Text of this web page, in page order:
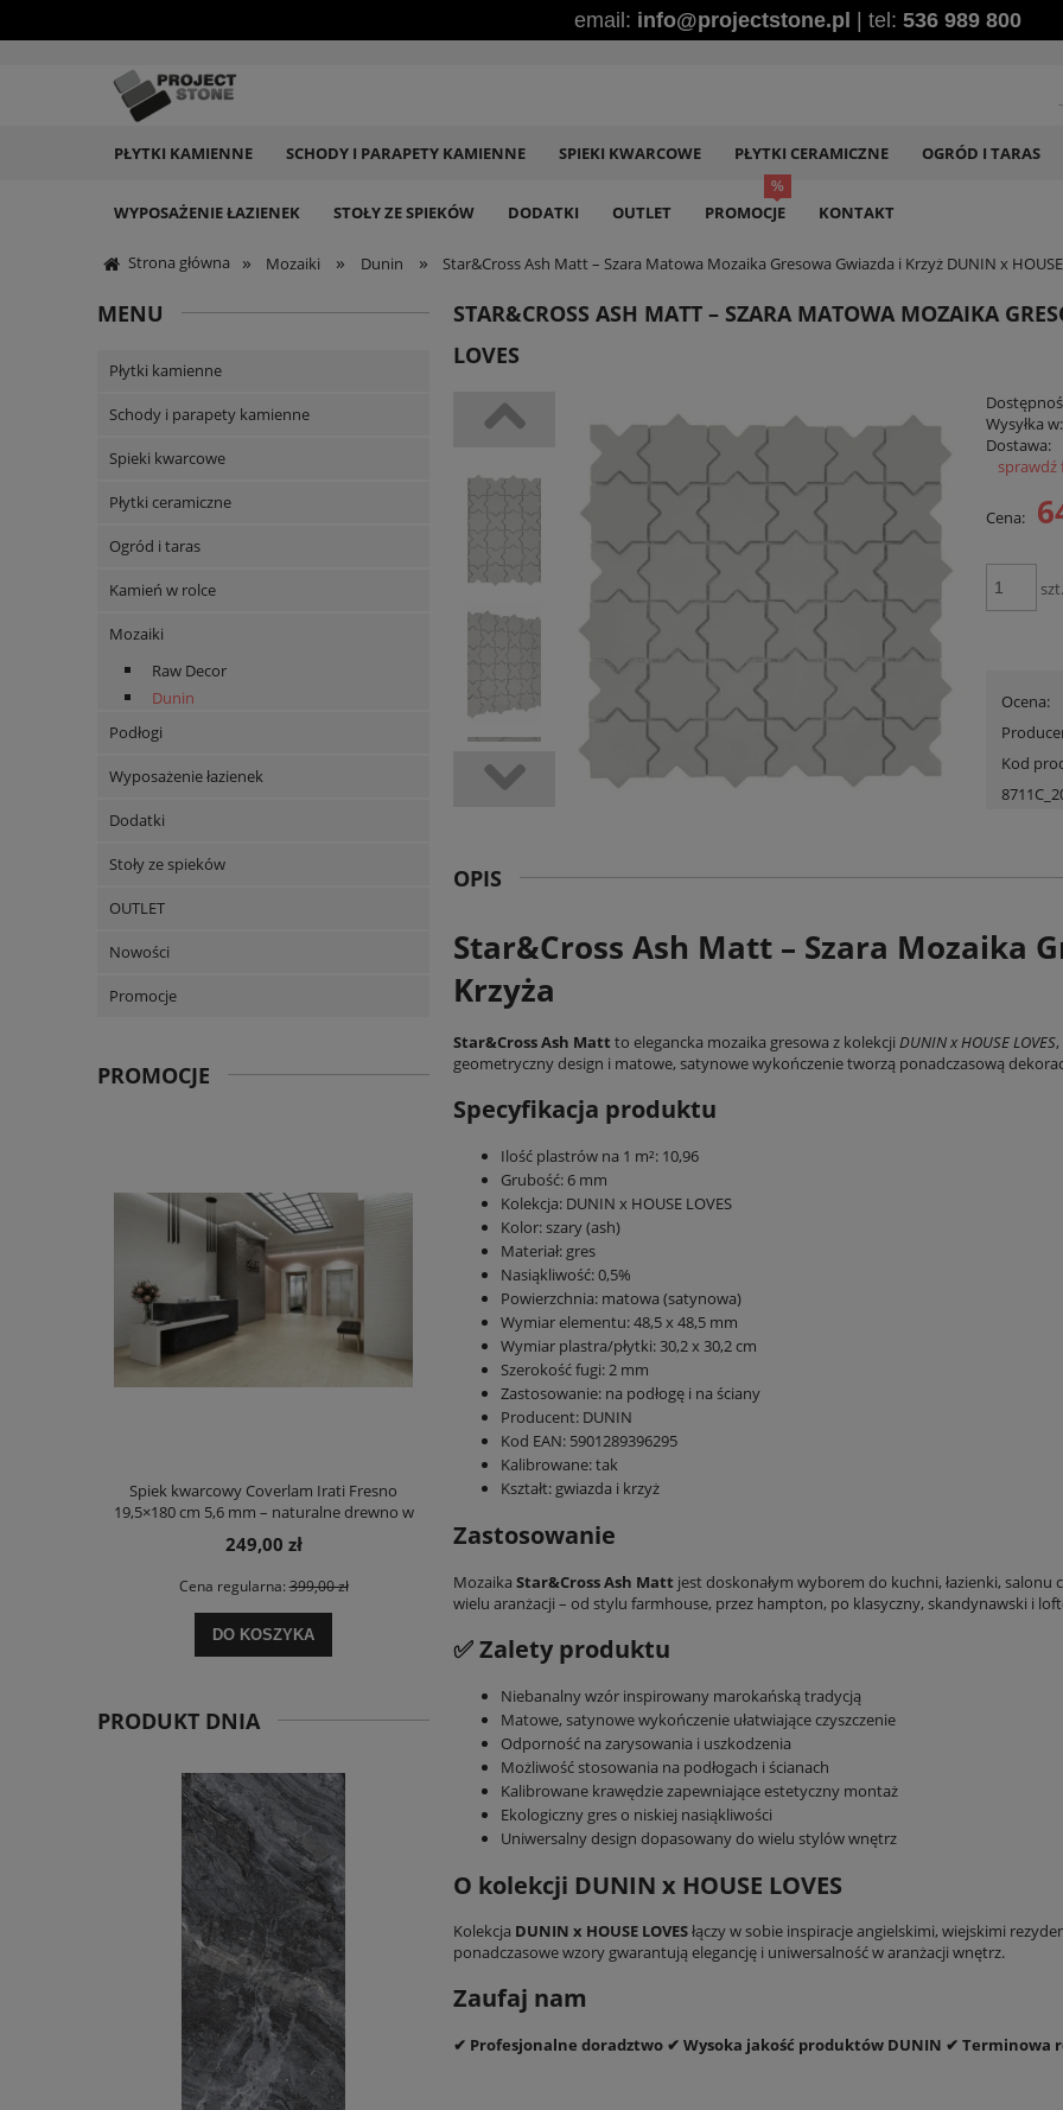
email: info@projectstone.pl | tel: 536 989 800
PŁYTKI KAMIENNE SCHODY I PARAPETY KAMIENNE SPIEKI KWARCOWE PŁYTKI CERAMICZNE OGRÓD I TARAS
WYPOSAŻENIE ŁAZIENEK STOŁY ZE SPIEKÓW DODATKI OUTLET PROMOCJE KONTAKT
Strona główna » Mozaiki » Dunin » Star&Cross Ash Matt – Szara Matowa Mozaika Gresowa Gwiazda i Krzyż DUNIN x HOUSE
MENU
Płytki kamienne
Schody i parapety kamienne
Spieki kwarcowe
Płytki ceramiczne
Ogród i taras
Kamień w rolce
Mozaiki
Raw Decor
Dunin
Podłogi
Wyposażenie łazienek
Dodatki
Stoły ze spieków
OUTLET
Nowości
Promocje
PROMOCJE
Spiek kwarcowy Coverlam Irati Fresno
19,5×180 cm 5,6 mm – naturalne drewno w
formie XXL
249,00 zł
Cena regularna:399,00 zł
DO KOSZYKA
Glazura biała śnieżna biel PREMIUM MAT 30x60
42,90 zł
Cena regularna:95,00 zł Cena regularna:590,00 zł
PRODUKT DNIA
STAR&CROSS ASH MATT – SZARA MATOWA MOZAIKA
LOVES
Wysyłka w:
Dostawa:
Cena:
szt.
Ocena:
Kod
OPIS
Star&Cross Ash Matt – Szara Mozaika
Krzyża
Star&Cross Ash Matt to elegancka mozaika gresowa z kolekcji DUNIN x HOUSE LOVES
geometryczny design i matowe, satynowe wykończenie tworzą ponadczasową
Specyfikacja produktu
Ilość plastrów na 1 m²: 10,96
Grubość: 6 mm
Kolekcja: DUNIN x HOUSE LOVES
Kolor: szary (ash)
Materiał: gres
Nasiąkliwość: 0,5%
Powierzchnia: matowa (satynowa)
Wymiar elementu: 48,5 x 48,5 mm
Wymiar plastra/płytki: 30,2 x 30,2 cm
Szerokość fugi: 2 mm
Zastosowanie: na podłogę i na ściany
Producent: DUNIN
Kod EAN: 5901289396295
Kalibrowane: tak
Kształt: gwiazda i krzyż
Zastosowanie
Mozaika Star&Cross Ash Matt jest doskonałym wyborem do kuchni, łazienki, salonu
wielu aranżacji – od stylu farmhouse, przez hampton, po klasyczny, skandynawski i
✅ Zalety produktu
Niebanalny wzór inspirowany marokańską tradycją
Matowe, satynowe wykończenie ułatwiające czyszczenie
Odporność na zarysowania i uszkodzenia
Możliwość stosowania na podłogach i ścianach
Kalibrowane krawędzie zapewniające estetyczny montaż
Ekologiczny gres o niskiej nasiąkliwości
Uniwersalny design dopasowany do wielu stylów wnętrz
O kolekcji DUNIN x HOUSE LOVES
Kolekcja DUNIN x HOUSE LOVESłączy w sobie inspiracje angielskimi, wiejskimi
ponadczasowe wzory gwarantują elegancję i uniwersalność w aranżacji wnętrz.
Zaufaj nam
✔ Profesjonalne doradztwo ✔ Wysoka jakość produktów DUNIN ✔ Terminowa